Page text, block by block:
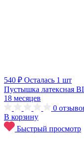
540 ₽ Осталась 1 шт
Пустышка латексная
18 месяцев
0
В корзину
Быстрый просмотр